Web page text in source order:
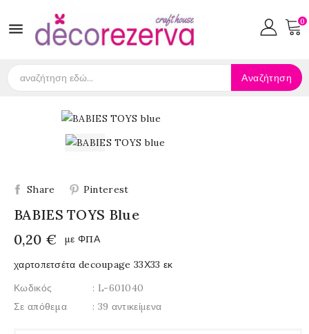
 0
Αναζήτηση
Share Pinterest
BABIES TOYS Blue
0,20 €
με ΦΠΑ
χαρτοπετσέτα decoupage 33Χ33 εκ
Κωδικός
: L-601040
Σε απόθεμα
: 39 αντικείμενα